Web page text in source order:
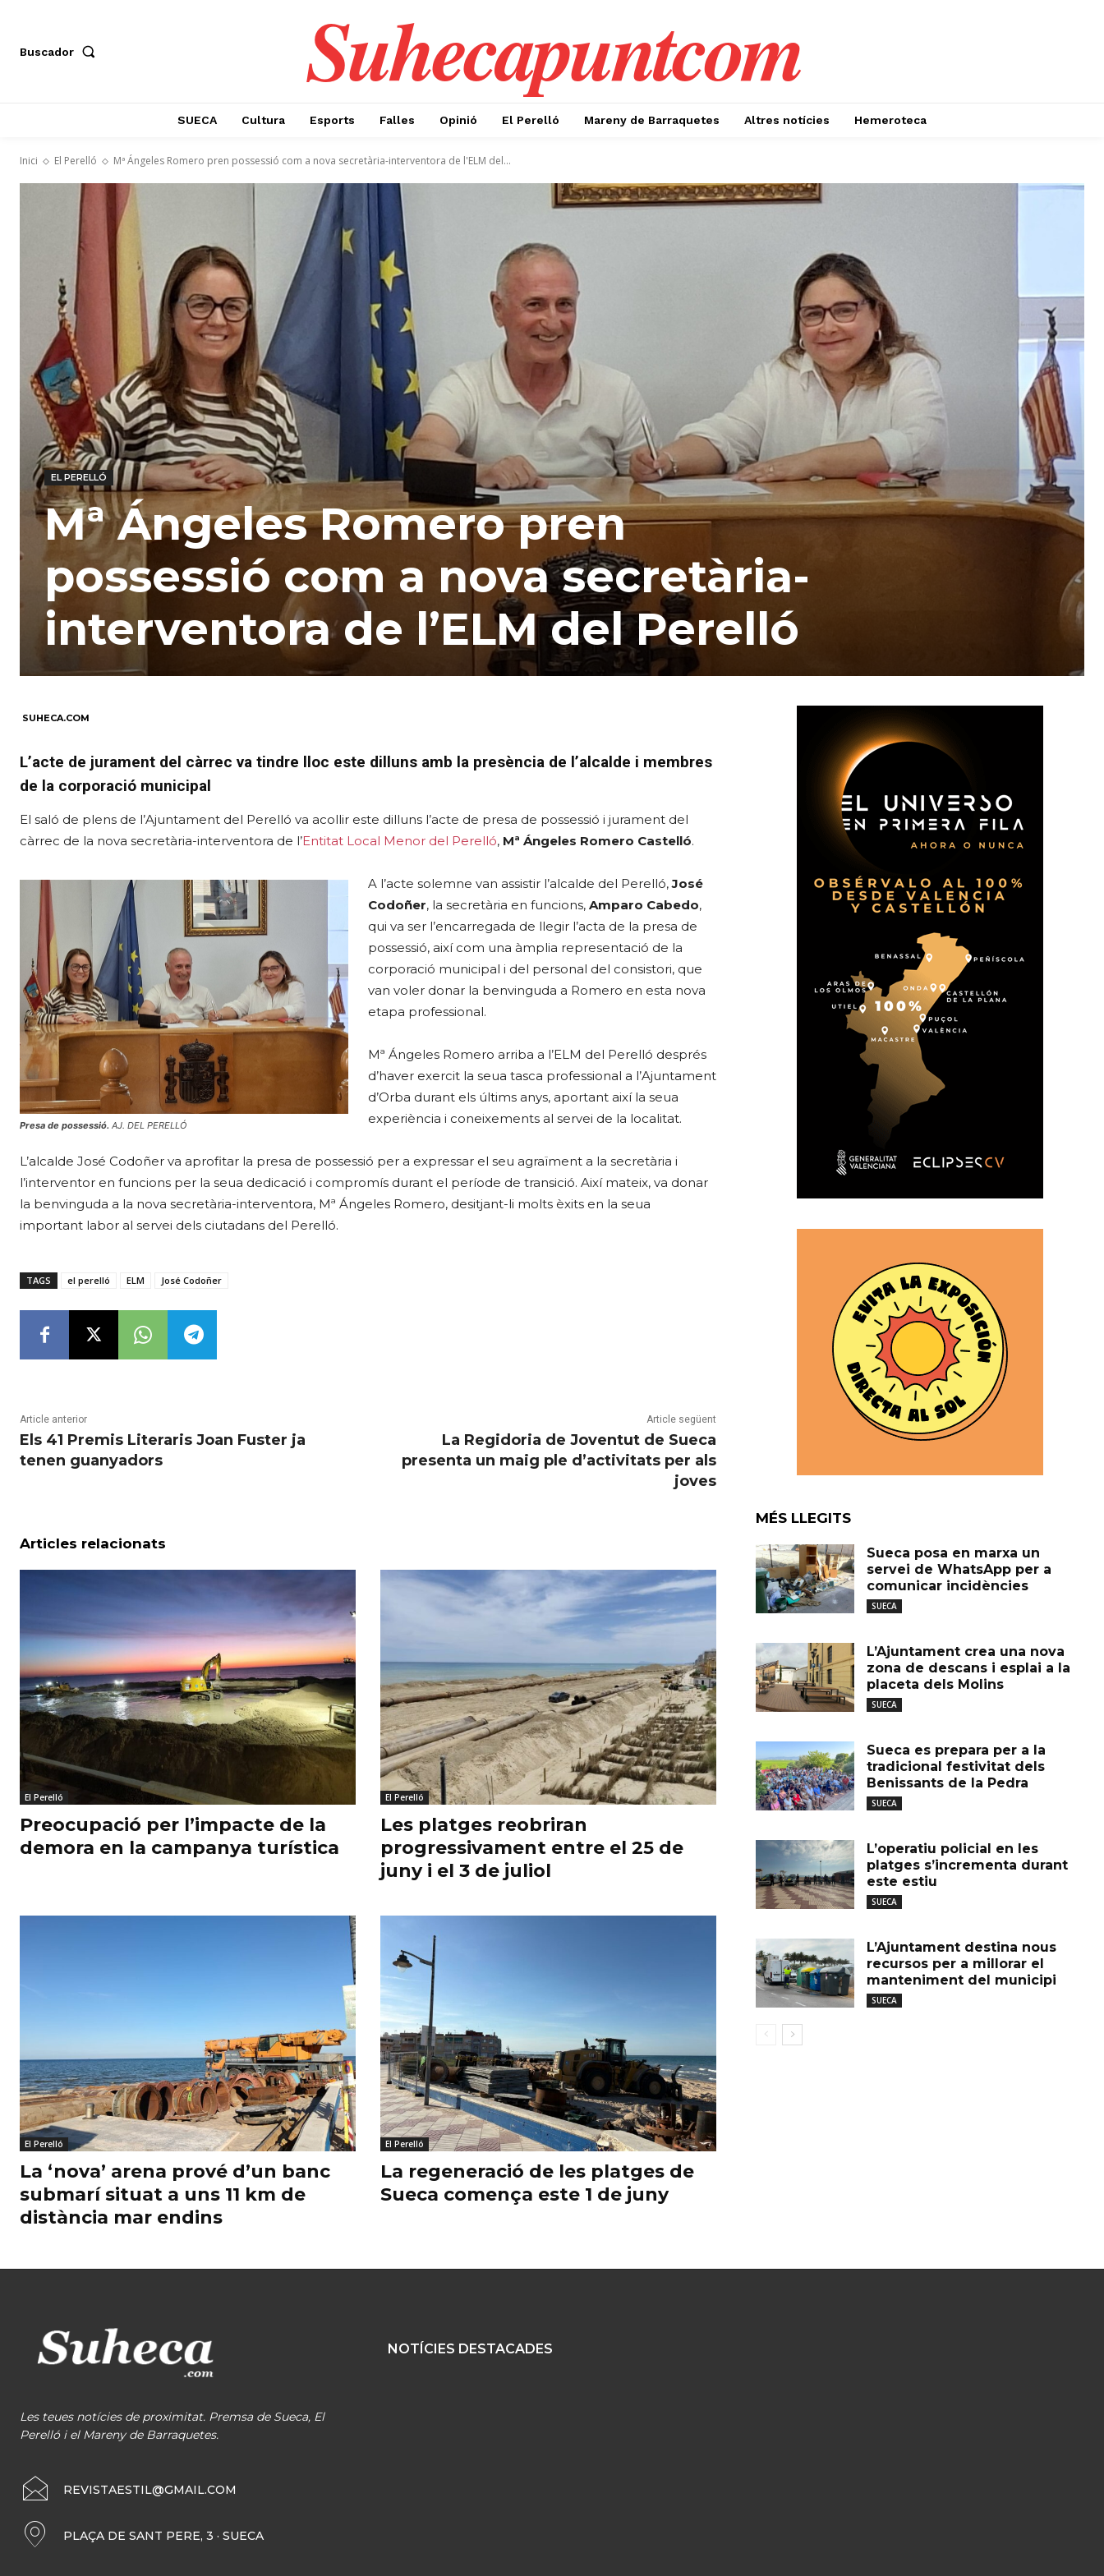
Buscador Suhecapuntcom
SUECA Cultura Esports Falles Opinió El Perelló Mareny de Barraquetes Altres notícies Hemeroteca
Inici El Perelló Mª Ángeles Romero pren possessió com a nova secretària-interventora de l'ELM del...
EL PERELLÓ
Mª Ángeles Romero pren
possessió com a nova secretària-
interventora de l’ELM del Perelló
SUHECA.COM
L’acte de jurament del càrrec va tindre lloc este dilluns amb la presència de l’alcalde i membres
de la corporació municipal
El saló de plens de l’Ajuntament del Perelló va acollir este dilluns l’acte de presa de possessió i jurament del
càrrec de la nova secretària-interventora de l’Entitat Local Menor del Perelló, Mª Ángeles Romero Castelló.
Presa de possessió. AJ. DEL PERELLÓ
A l’acte solemne van assistir l’alcalde del Perelló,José
Codoñer, la secretària en funcions, Amparo Cabedo,
qui va ser l’encarregada de llegir l’acta de la presa de
possessió, així com una àmplia representació de la
corporació municipal i del personal del consistori, que
van voler donar la benvinguda a Romero en esta nova
etapa professional.
Mª Ángeles Romero arriba a l’ELM del Perelló després
d’haver exercit la seua tasca professional a l’Ajuntament
d’Orba durant els últims anys, aportant així la seua
experiència i coneixements al servei de la localitat.
L’alcalde José Codoñer va aprofitar la presa de possessió per a expressar el seu agraïment a la secretària i
l’interventor en funcions per la seua dedicació i compromís durant el període de transició. Així mateix, va donar
la benvinguda a la nova secretària-interventora, Mª Ángeles Romero, desitjant-li molts èxits en la seua
important labor al servei dels ciutadans del Perelló.
TAGS el perelló ELM José Codoñer
Article anterior
Els 41 Premis Literaris Joan Fuster ja
tenen guanyadors
Article següent
La Regidoria de Joventut de Sueca
presenta un maig ple d’activitats per als
joves
Articles relacionats
El Perelló
Preocupació per l’impacte de la
demora en la campanya turística
El Perelló
Les platges reobriran
progressivament entre el 25 de
juny i el 3 de juliol
El Perelló
La ‘nova’ arena prové d’un banc
submarí situat a uns 11 km de
distància mar endins
El Perelló
La regeneració de les platges de
Sueca comença este 1 de juny
MÉS LLEGITS
Sueca posa en marxa un
servei de WhatsApp per a
comunicar incidències
SUECA
L’Ajuntament crea una nova
zona de descans i esplai a la
placeta dels Molins
SUECA
Sueca es prepara per a la
tradicional festivitat dels
Benissants de la Pedra
SUECA
L’operatiu policial en les
platges s’incrementa durant
este estiu
SUECA
L’Ajuntament destina nous
recursos per a millorar el
manteniment del municipi
SUECA
Les teues notícies de proximitat. Premsa de Sueca, El
Perelló i el Mareny de Barraquetes.
REVISTAESTIL@GMAIL.COM
PLAÇA DE SANT PERE, 3 · SUECA
NOTÍCIES DESTACADES